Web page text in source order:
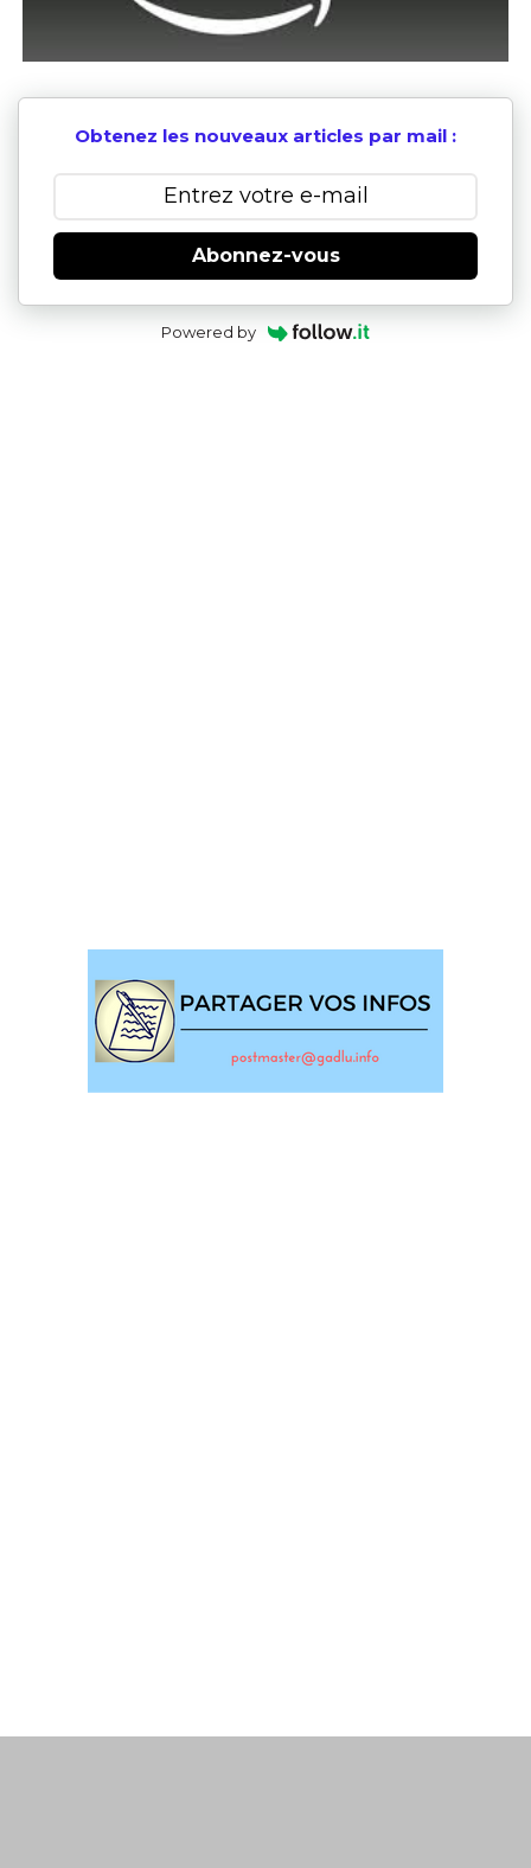
Obtenez les nouveaux articles par mail :
Abonnez-vous
Powered by